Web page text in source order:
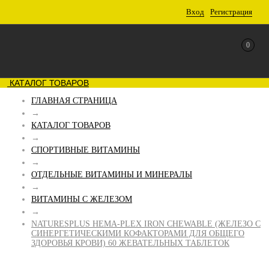
Вход Регистрация
0
КАТАЛОГ ТОВАРОВ
ГЛАВНАЯ СТРАНИЦА
→
КАТАЛОГ ТОВАРОВ
→
СПОРТИВНЫЕ ВИТАМИНЫ
→
ОТДЕЛЬНЫЕ ВИТАМИНЫ И МИНЕРАЛЫ
→
ВИТАМИНЫ С ЖЕЛЕЗОМ
→
NATURESPLUS HEMA-PLEX IRON CHEWABLE (ЖЕЛЕЗО С
СИНЕРГЕТИЧЕСКИМИ КОФАКТОРАМИ ДЛЯ ОБЩЕГО
ЗДОРОВЬЯ КРОВИ) 60 ЖЕВАТЕЛЬНЫХ ТАБЛЕТОК